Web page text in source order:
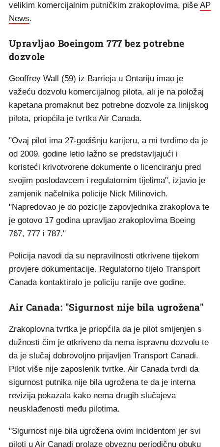
velikim komercijalnim putničkim zrakoplovima, piše AP
News.
Upravljao Boeingom 777 bez potrebne
dozvole
Geoffrey Wall (59) iz Barrieja u Ontariju imao je
važeću dozvolu komercijalnog pilota, ali je na položaj
kapetana promaknut bez potrebne dozvole za linijskog
pilota, priopćila je tvrtka Air Canada.
"Ovaj pilot ima 27-godišnju karijeru, a mi tvrdimo da je
od 2009. godine letio lažno se predstavljajući i
koristeći krivotvorene dokumente o licenciranju pred
svojim poslodavcem i regulatornim tijelima", izjavio je
zamjenik načelnika policije Nick Milinovich.
"Napredovao je do pozicije zapovjednika zrakoplova te
je gotovo 17 godina upravljao zrakoplovima Boeing
767, 777 i 787."
Policija navodi da su nepravilnosti otkrivene tijekom
provjere dokumentacije. Regulatorno tijelo Transport
Canada kontaktiralo je policiju ranije ove godine.
Air Canada: "Sigurnost nije bila ugrožena"
Zrakoplovna tvrtka je priopćila da je pilot smijenjen s
dužnosti čim je otkriveno da nema ispravnu dozvolu te
da je slučaj dobrovoljno prijavljen Transport Canadi.
Pilot više nije zaposlenik tvrtke. Air Canada tvrdi da
sigurnost putnika nije bila ugrožena te da je interna
revizija pokazala kako nema drugih slučajeva
neusklađenosti među pilotima.
"Sigurnost nije bila ugrožena ovim incidentom jer svi
piloti u Air Canadi prolaze obveznu periodičnu obuku